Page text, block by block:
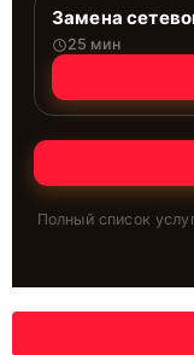
Замена
25 мин
Полный список